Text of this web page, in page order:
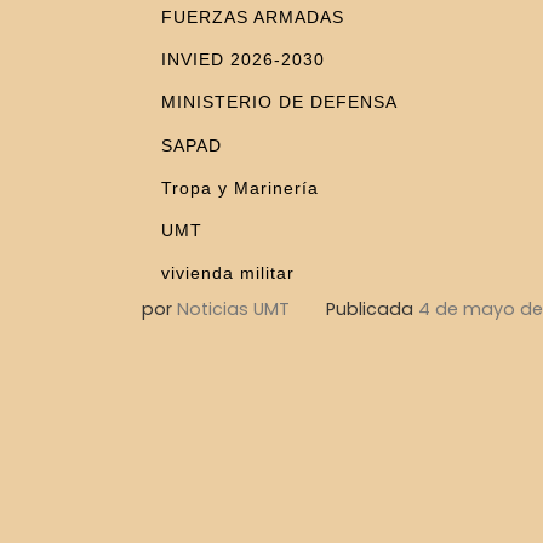
FUERZAS ARMADAS
INVIED 2026-2030
MINISTERIO DE DEFENSA
SAPAD
Tropa y Marinería
UMT
vivienda militar
por Noticias UMT Publicada 4 de mayo